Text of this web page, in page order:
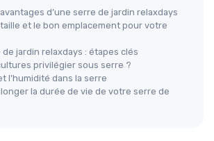
d’une serre de jardin relaxdays
et le bon emplacement pour votre
jardin relaxdays : étapes clés
privilégier sous serre ?
l’humidité dans la serre
la durée de vie de votre serre de